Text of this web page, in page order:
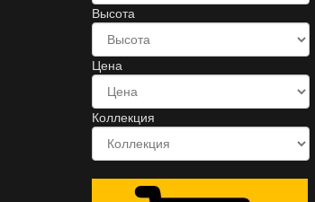
Высота
Цена
Коллекция